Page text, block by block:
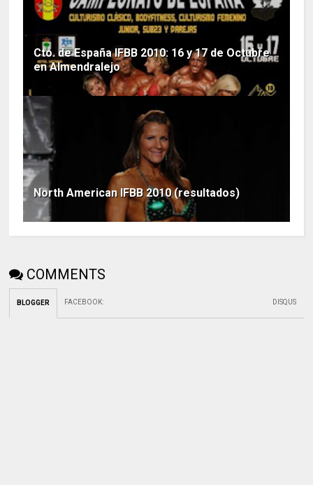
Cto. de España IFBB 2010: 16 y 17 de Octubre
en Almendralejo
North American IFBB 2010 (resultados)
COMMENTS
BLOGGER FACEBOOK: DISQUS